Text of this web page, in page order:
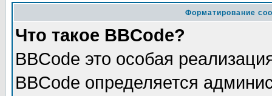
Форматирование
Что такое BBCode?
BBCode это особая
BBCode определяется